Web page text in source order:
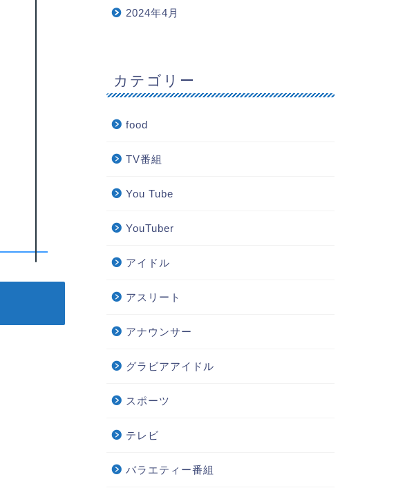
2024年4月
カテゴリー
food
TV番組
You Tube
YouTuber
アイドル
アスリート
アナウンサー
グラビアアイドル
スポーツ
テレビ
バラエティー番組